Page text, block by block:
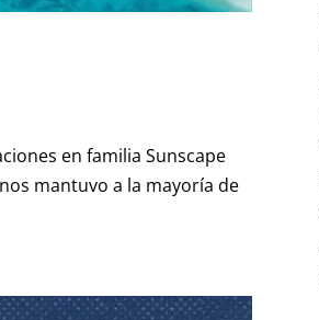
en familia Sunscape
mantuvo a la mayoría de